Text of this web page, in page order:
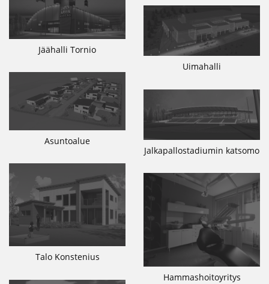
Jäähalli Tornio
Uimahalli
Asuntoalue
Jalkapallostadiumin katsomo
Talo Konstenius
Hammashoitoyritys